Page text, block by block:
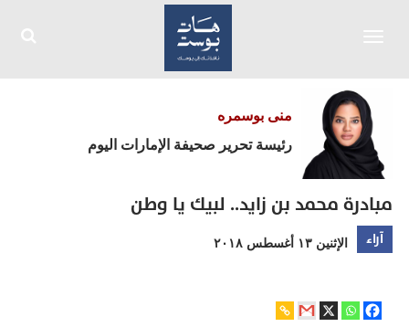
منى بوسمره
رئيسة تحرير صحيفة الإمارات اليوم
مبادرة محمد بن زايد.. لبيك يا وطن
آراء الإثنين ١٣ أغسطس ٢٠١٨